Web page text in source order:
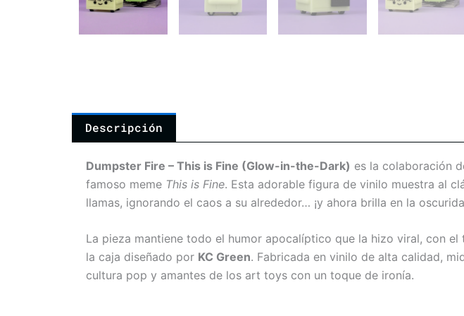
Descripción
Dumpster Fire – This is Fine (Glow-in-the-Dark) es la colaboración
famoso meme This is Fine. Esta adorable figura de vinilo muestra al
llamas, ignorando el caos a su alrededor… ¡y ahora brilla en la
La pieza mantiene todo el humor apocalíptico que la hizo viral, con el
la caja diseñado por KC Green. Fabricada en vinilo de alta calidad,
cultura pop y amantes de los art toys con un toque de ironía.